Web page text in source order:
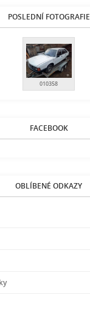
POSLEDNÍ FOTOGRAFIE
010358
FACEBOOK
OBLÍBENÉ ODKAZY